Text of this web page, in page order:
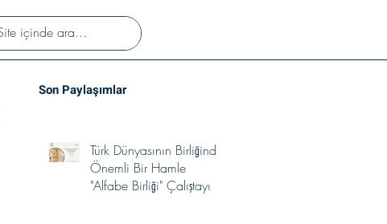
Son Paylaşımlar
Türk Dünyasının Birliğinde
Önemli Bir Hamle
"Alfabe Birliği" Çalıştayı